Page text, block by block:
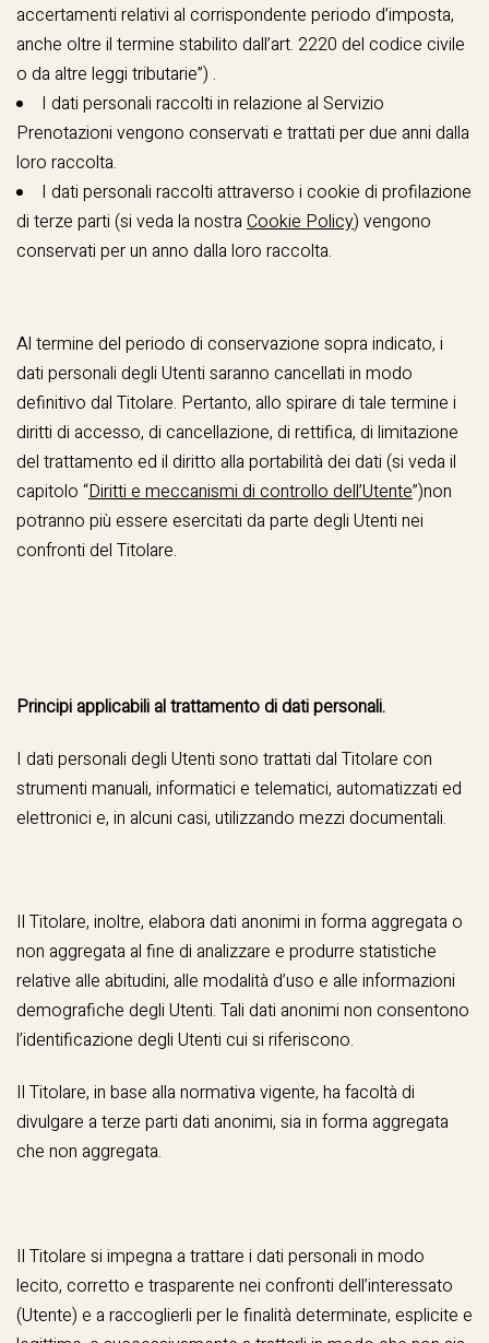
accertamenti relativi al corrispondente periodo d’imposta,
anche oltre il termine stabilito dall’art. 2220 del codice civile
o da altre leggi tributarie”) .
I dati personali raccolti in relazione al Servizio
Prenotazioni vengono conservati e trattati per due anni dalla
loro raccolta.
I dati personali raccolti attraverso i cookie di profilazione
di terze parti (si veda la nostraCookie Policy) vengono
conservati per un anno dalla loro raccolta.
Al termine del periodo di conservazione sopra indicato, i
dati personali degli Utenti saranno cancellati in modo
definitivo dal Titolare. Pertanto, allo spirare di tale termine i
diritti di accesso, di cancellazione, di rettifica, di limitazione
del trattamento ed il diritto alla portabilità dei dati (si veda il
capitolo “Diritti e meccanismi di controllo dell’Utente”)non
potranno più essere esercitati da parte degli Utenti nei
confronti del Titolare.
Principi applicabili al trattamento di dati personali.
I dati personali degli Utenti sono trattati dal Titolare con
strumenti manuali, informatici e telematici, automatizzati ed
elettronici e, in alcuni casi, utilizzando mezzi documentali.
Il Titolare, inoltre, elabora dati anonimi in forma aggregata o
non aggregata al fine di analizzare e produrre statistiche
relative alle abitudini, alle modalità d’uso e alle informazioni
demografiche degli Utenti. Tali dati anonimi non consentono
l’identificazione degli Utenti cui si riferiscono.
Il Titolare, in base alla normativa vigente, ha facoltà di
divulgare a terze parti dati anonimi, sia in forma aggregata
che non aggregata.
Il Titolare si impegna a trattare i dati personali in modo
lecito, corretto e trasparente nei confronti dell’interessato
(Utente) e a raccoglierli per le finalità determinate, esplicite e